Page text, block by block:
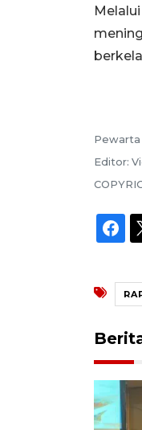
Pewarta
Editor: